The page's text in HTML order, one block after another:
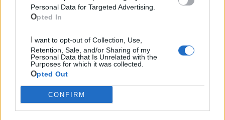
Personal Data for Targeted Advertising.
Opted In
Retention, Sale, and/or Sharing of my
Personal Data that Is Unrelated with the
Purposes for which it was collected.
Opted Out
CONFIRM
Mondo CIA